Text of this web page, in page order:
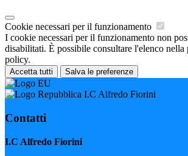
Cookie necessari per il funzionamento
I cookie necessari per il funzionamento non
disabilitati. È possibile consultare l'elenco nella
policy.
Accetta tutti Salva le preferenze
I.C Alfredo Fiorini
Contatti
I.C Alfredo Fiorini